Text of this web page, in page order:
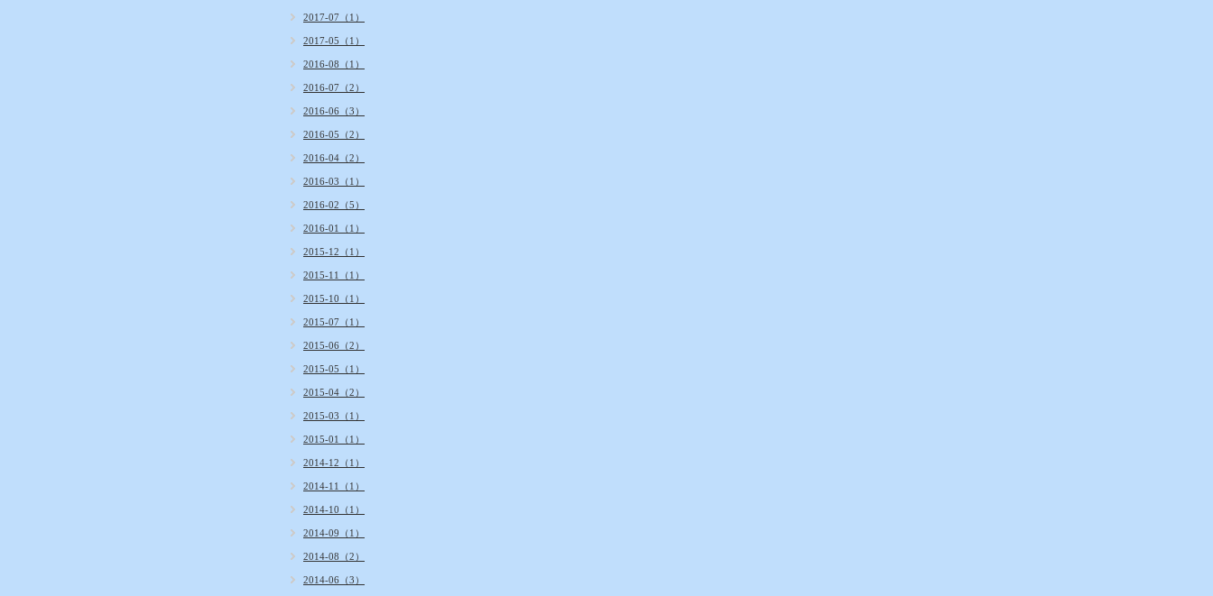
2017-07（1）
2017-05（1）
2016-08（1）
2016-07（2）
2016-06（3）
2016-05（2）
2016-04（2）
2016-03（1）
2016-02（5）
2016-01（1）
2015-12（1）
2015-11（1）
2015-10（1）
2015-07（1）
2015-06（2）
2015-05（1）
2015-04（2）
2015-03（1）
2015-01（1）
2014-12（1）
2014-11（1）
2014-10（1）
2014-09（1）
2014-08（2）
2014-06（3）